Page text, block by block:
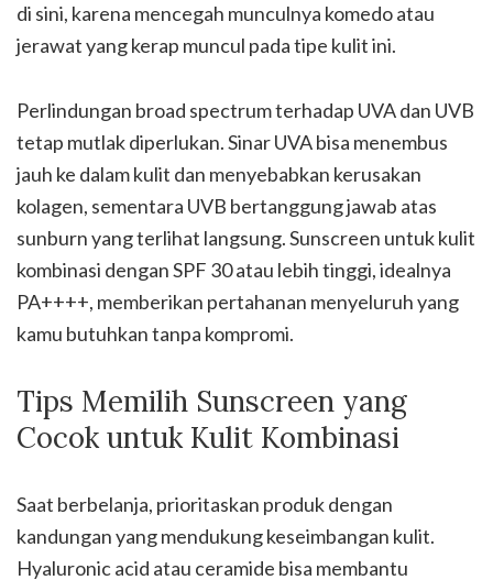
di sini, karena mencegah munculnya komedo atau
jerawat yang kerap muncul pada tipe kulit ini.
Perlindungan broad spectrum terhadap UVA dan UVB
tetap mutlak diperlukan. Sinar UVA bisa menembus
jauh ke dalam kulit dan menyebabkan kerusakan
kolagen, sementara UVB bertanggung jawab atas
sunburn yang terlihat langsung. Sunscreen untuk kulit
kombinasi dengan SPF 30 atau lebih tinggi, idealnya
PA++++, memberikan pertahanan menyeluruh yang
kamu butuhkan tanpa kompromi.
Tips Memilih Sunscreen yang
Cocok untuk Kulit Kombinasi
Saat berbelanja, prioritaskan produk dengan
kandungan yang mendukung keseimbangan kulit.
Hyaluronic acid atau ceramide bisa membantu